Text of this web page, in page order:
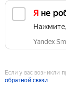
Я не
Yandex
Если у вас возникли
обратной связи